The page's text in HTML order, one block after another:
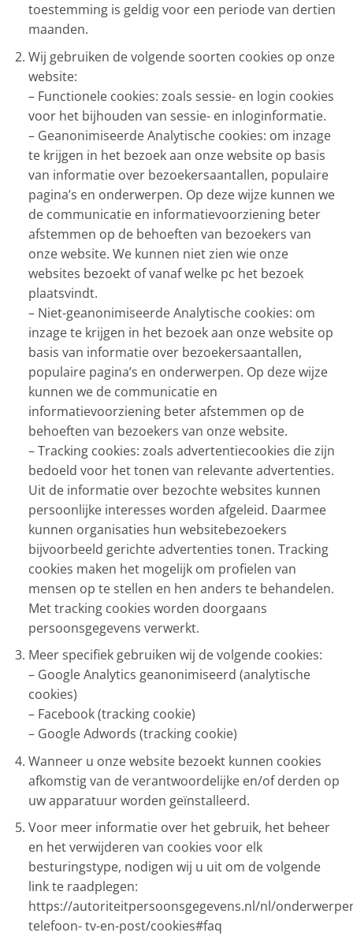
toestemming is geldig voor een periode van dertien
maanden.
Wij gebruiken de volgende soorten cookies op onze
website:
– Functionele cookies: zoals sessie- en login cookies
voor het bijhouden van sessie- en inloginformatie.
– Geanonimiseerde Analytische cookies: om inzage
te krijgen in het bezoek aan onze website op basis
van informatie over bezoekersaantallen, populaire
pagina’s en onderwerpen. Op deze wijze kunnen we
de communicatie en informatievoorziening beter
afstemmen op de behoeften van bezoekers van
onze website. We kunnen niet zien wie onze
websites bezoekt of vanaf welke pc het bezoek
plaatsvindt.
– Niet-geanonimiseerde Analytische cookies: om
inzage te krijgen in het bezoek aan onze website op
basis van informatie over bezoekersaantallen,
populaire pagina’s en onderwerpen. Op deze wijze
kunnen we de communicatie en
informatievoorziening beter afstemmen op de
behoeften van bezoekers van onze website.
– Tracking cookies: zoals advertentiecookies die zijn
bedoeld voor het tonen van relevante advertenties.
Uit de informatie over bezochte websites kunnen
persoonlijke interesses worden afgeleid. Daarmee
kunnen organisaties hun websitebezoekers
bijvoorbeeld gerichte advertenties tonen. Tracking
cookies maken het mogelijk om profielen van
mensen op te stellen en hen anders te behandelen.
Met tracking cookies worden doorgaans
persoonsgegevens verwerkt.
Meer specifiek gebruiken wij de volgende cookies:
– Google Analytics geanonimiseerd (analytische
cookies)
– Facebook (tracking cookie)
– Google Adwords (tracking cookie)
Wanneer u onze website bezoekt kunnen cookies
afkomstig van de verantwoordelijke en/of derden op
uw apparatuur worden geïnstalleerd.
Voor meer informatie over het gebruik, het beheer
en het verwijderen van cookies voor elk
besturingstype, nodigen wij u uit om de volgende
link te raadplegen:
https://autoriteitpersoonsgegevens.nl/nl/
telefoon- tv-en-post/cookies#faq